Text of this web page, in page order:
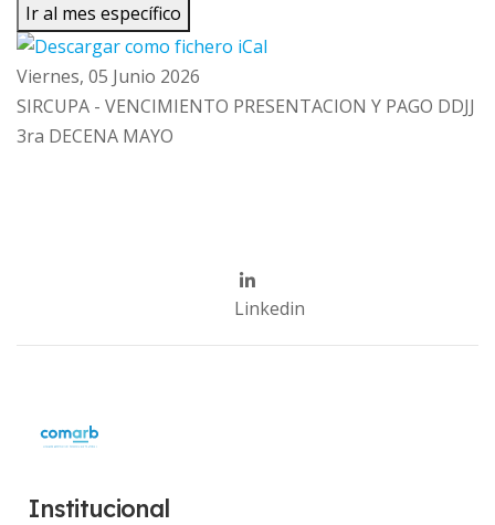
Ir al mes específico
Viernes, 05 Junio 2026
SIRCUPA - VENCIMIENTO PRESENTACION Y PAGO DDJJ
3ra DECENA MAYO
Linkedin
Institucional